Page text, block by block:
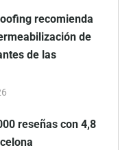
recomienda
de
de las
reseñas con 4,8